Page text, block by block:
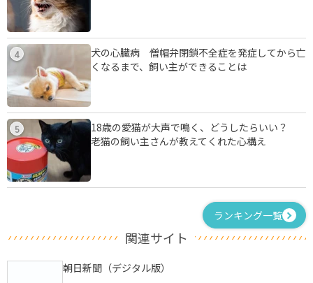
4
犬の心臓病 僧帽弁閉鎖不全症を発症してから亡
くなるまで、飼い主ができることは
5
18歳の愛猫が大声で鳴く、どうしたらいい？
老猫の飼い主さんが教えてくれた心構え
ランキング一覧
関連サイト
朝日新聞（デジタル版）